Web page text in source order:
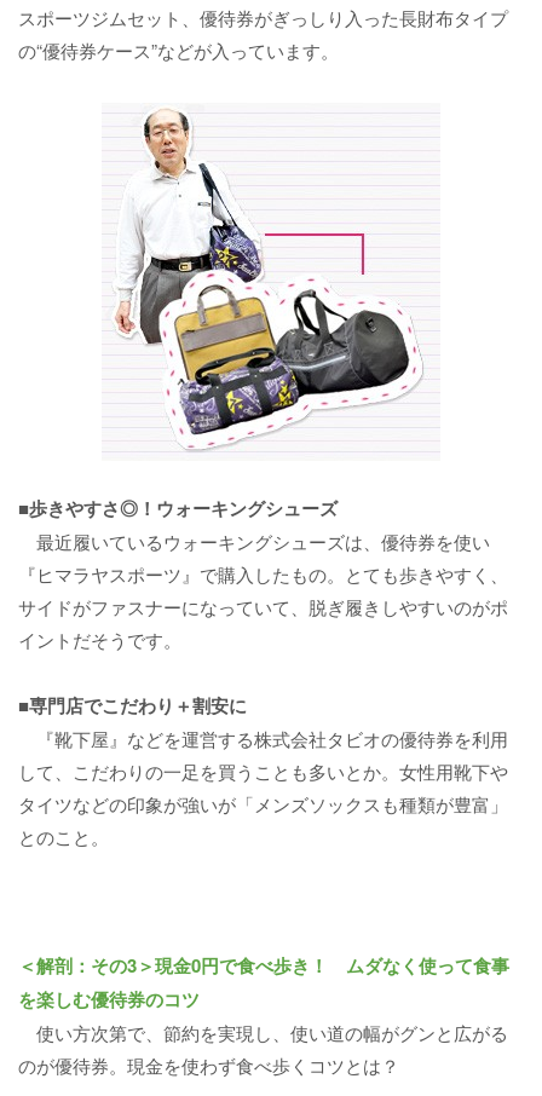
スポーツジムセット、優待券がぎっしり入った長財布タイプ
の“優待券ケース”などが入っています。
■歩きやすさ◎！ウォーキングシューズ
最近履いているウォーキングシューズは、優待券を使い
『ヒマラヤスポーツ』で購入したもの。とても歩きやすく、
サイドがファスナーになっていて、脱ぎ履きしやすいのがポ
イントだそうです。
■専門店でこだわり＋割安に
『靴下屋』などを運営する株式会社タビオの優待券を利用
して、こだわりの一足を買うことも多いとか。女性用靴下や
タイツなどの印象が強いが「メンズソックスも種類が豊富」
とのこと。
＜解剖：その3＞現金0円で食べ歩き！ ムダなく使って食事
を楽しむ優待券のコツ
使い方次第で、節約を実現し、使い道の幅がグンと広がる
のが優待券。現金を使わず食べ歩くコツとは？